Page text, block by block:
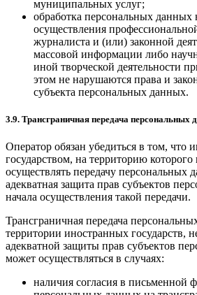
муниципальных услуг;
обработка персональных данных
осуществления
журналиста и (или) законной
массовой информации либо
иной творческой деятельности
этом не нарушаются права и
субъекта персональных данных.
3.9. Трансграничная передача персональных
Оператор обязан убедиться в том, что
государством, на территорию которого
осуществлять передачу персональных
адекватная защита прав субъектов
начала осуществления такой передачи.
Трансграничная передача
территории иностранных государств,
адекватной защиты прав субъектов
может осуществляться в случаях:
наличия согласия в письменной